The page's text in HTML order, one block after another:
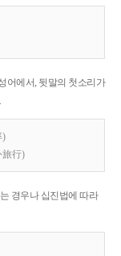
어에서, 뒷말의 첫소리가
)
旅行)
경우나 십진법에 따라